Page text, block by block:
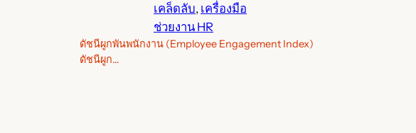
เคล็ดลับ, เครื่องมือ
ช่วยงาน HR
ดัชนีผูกพันพนักงาน (Employee Engagement Index)
ดัชนีผูก…